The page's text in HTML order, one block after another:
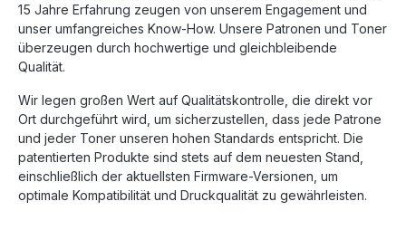
15 Jahre Erfahrung zeugen von unserem Engagement und
unser umfangreiches Know-How. Unsere Patronen und Toner
überzeugen durch hochwertige und gleichbleibende
Qualität.
Wir legen großen Wert auf Qualitätskontrolle, die direkt vor
Ort durchgeführt wird, um sicherzustellen, dass jede Patrone
und jeder Toner unseren hohen Standards entspricht. Die
patentierten Produkte sind stets auf dem neuesten Stand,
einschließlich der aktuellsten Firmware-Versionen, um
optimale Kompatibilität und Druckqualität zu gewährleisten.